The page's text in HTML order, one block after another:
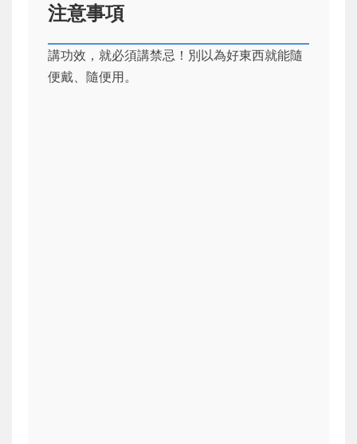
注意事項
講功效，就必須講禁忌！別以為好東西就能隨
便戴、隨便用。